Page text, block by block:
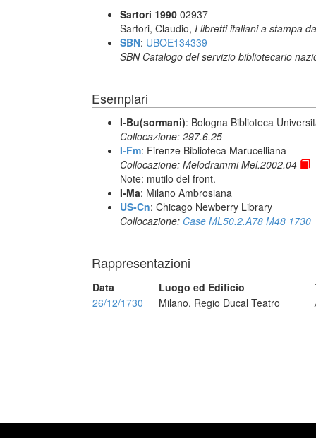
Sartori 1990 02937
Sartori, Claudio, I libretti italiani a stampa
SBN: UBOE134339
SBN Catalogo del servizio bibliotecario
Esemplari
I-Bu(sormani): Bologna Biblioteca
Collocazione: 297.6.25
I-Fm: Firenze Biblioteca Marucelliana
Collocazione: Melodrammi Mel.2002.04
Note: mutilo del front.
I-Ma: Milano Ambrosiana
US-Cn: Chicago Newberry Library
Collocazione: Case ML50.2.A78 M48 1730
Rappresentazioni
Data Luogo ed Edificio
26/12/1730
Milano, Regio Ducal Teatro